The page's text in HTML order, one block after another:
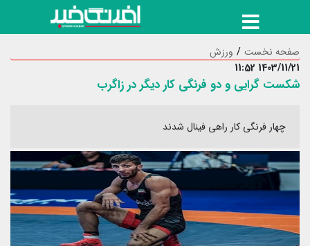
صفحه نخست
ورزش
1403/11/21 11:52
شکست گرایی و دو فرنگی کار دیگر در زاگرب
چهار فرنگی کار راهی فینال شدند